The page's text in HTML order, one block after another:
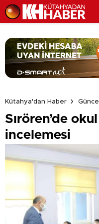
Kütahya'dan Haber
Güncel
Sırören’de okul
incelemesi